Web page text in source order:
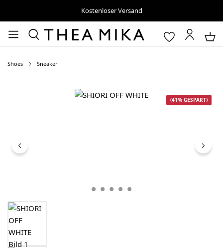
Kostenloser Versand
Shoes Sneaker
Bildergalerie überspringen
(41% GESPART)